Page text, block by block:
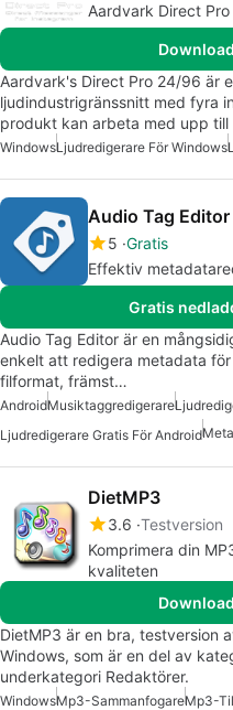
Aardvark Direct
Aardvark's Direct Pro 24/96 är
ljudindustrigränssnitt med fyra
produkt kan arbeta med upp
WindowsLjudredigerare För Windows
Audio Tag Editor
5 Gratis
Effektiv
Gratis
Audio Tag Editor är en
enkelt att redigera metadata
filformat, främst…
AndroidMusiktaggredigerare
Ljudredigerare Gratis För Android
DietMP3
3.6 Testversion
Komprimera din
kvaliteten
DietMP3 är en bra, testversion
Windows, som är en del av
underkategori Redaktörer.
WindowsMp3-SammanfogareMp3-